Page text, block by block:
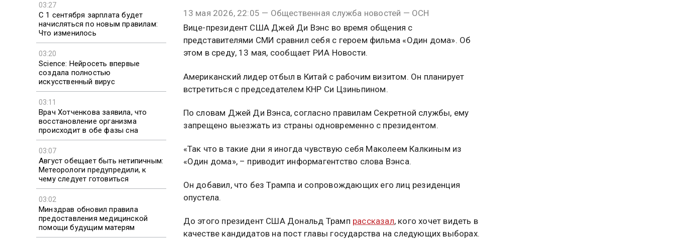
03:27
С 1 сентября зарплата будет
начисляться по новым правилам:
Что изменилось
03:20
Science: Нейросеть впервые
создала полностью
искусственный вирус
03:11
Врач Хотченкова заявила, что
восстановление организма
происходит в обе фазы сна
03:07
Август обещает быть нетипичным:
Метеорологи предупредили, к
чему следует готовиться
03:02
Минздрав обновил правила
предоставления медицинской
помощи будущим матерям
13 мая 2026, 22:05 — Общественная служба новостей — ОСН
Вице-президент США Джей Ди Вэнс во время общения с
представителями СМИ сравнил себя с героем фильма «Один дома». Об
этом в среду, 13 мая, сообщает РИА Новости.
Американский лидер отбыл в Китай с рабочим визитом. Он планирует
встретиться с председателем КНР Си Цзиньпином.
По словам Джей Ди Вэнса, согласно правилам Секретной службы, ему
запрещено выезжать из страны одновременно с президентом.
«Так что в такие дни я иногда чувствую себя Маколеем Калкиным из
«Один дома», – приводит информагентство слова Вэнса.
Он добавил, что без Трампа и сопровождающих его лиц резиденция
опустела.
До этого президент США Дональд Трамп рассказал, кого хочет видеть в
качестве кандидатов на пост главы государства на следующих выборах.